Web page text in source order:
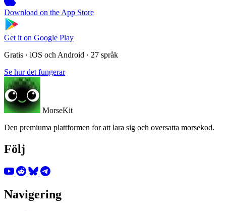
Download on the App Store
Get it on Google Play
Gratis · iOS och Android · 27 språk
Se hur det fungerar
MorseKit
Den premiuma plattformen for att lara sig och oversatta morsekod.
Följ
Navigering